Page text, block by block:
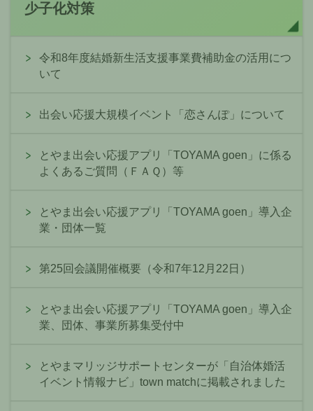
少子化対策
令和8年度結婚新生活支援事業費補助金の活用につ
いて
出会い応援大規模イベント「恋さんぽ」について
とやま出会い応援アプリ「TOYAMA goen」に係る
よくあるご質問（ＦＡＱ）等
とやま出会い応援アプリ「TOYAMA goen」導入企
業・団体一覧
第25回会議開催概要（令和7年12月22日）
とやま出会い応援アプリ「TOYAMA goen」導入企
業、団体、事業所募集受付中
とやまマリッジサポートセンターが「自治体婚活
イベント情報ナビ」town matchに掲載されました